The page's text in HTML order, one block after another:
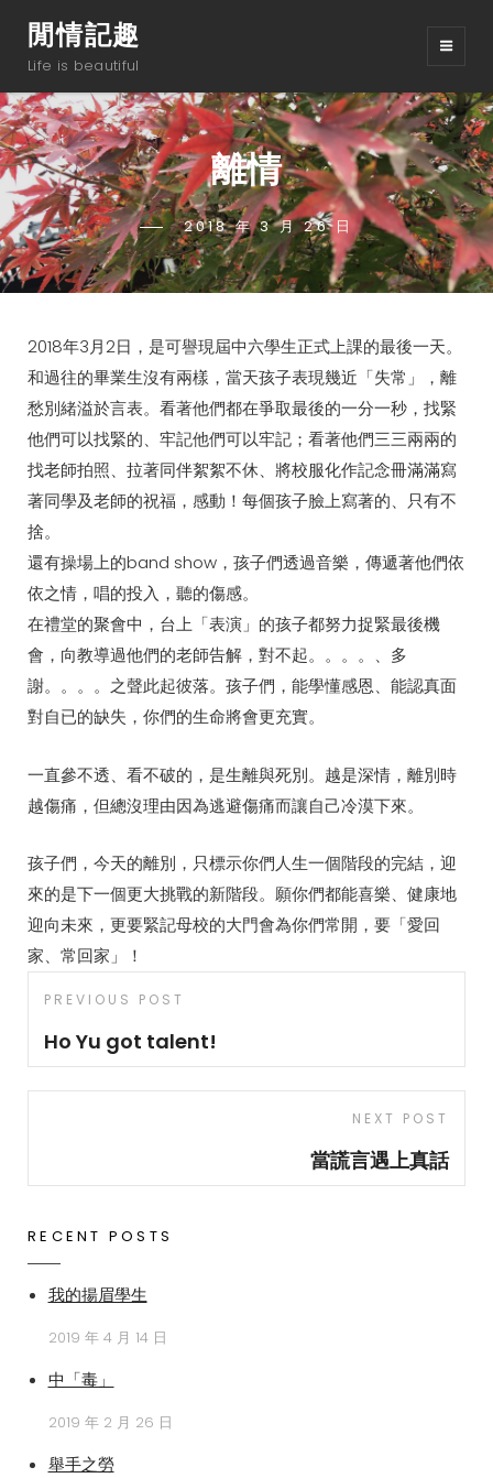
閒情記趣
Life is beautiful
離情
POSTED-
ON
2018 年 3 月 26 日
BY
LINE
BYLINE
TSS
2018年3月2日，是可譽現屆中六學生正式上課的最後一天。
和過往的畢業生沒有兩樣，當天孩子表現幾近「失常」，離
愁別緒溢於言表。看著他們都在爭取最後的一分一秒，找緊
他們可以找緊的、牢記他們可以牢記；看著他們三三兩兩的
找老師拍照、拉著同伴絮絮不休、將校服化作記念冊滿滿寫
著同學及老師的祝福，感動！每個孩子臉上寫著的、只有不
捨。
還有操場上的band show，孩子們透過音樂，傳遞著他們依
依之情，唱的投入，聽的傷感。
在禮堂的聚會中，台上「表演」的孩子都努力捉緊最後機
會，向教導過他們的老師告解，對不起。。。。、多
謝。。。。之聲此起彼落。孩子們，能學懂感恩、能認真面
對自已的缺失，你們的生命將會更充實。
一直參不透、看不破的，是生離與死別。越是深情，離別時
越傷痛，但總沒理由因為逃避傷痛而讓自己冷漠下來。
孩子們，今天的離別，只標示你們人生一個階段的完結，迎
來的是下一個更大挑戰的新階段。願你們都能喜樂、健康地
迎向未來，更要緊記母校的大門會為你們常開，要「愛回
家、常回家」！
Post
navigation
Previous
Post
PREVIOUS POST
Ho Yu got talent!
NEXT POST
當謊言遇上真話
RECENT POSTS
我的揚眉學生
2019 年 4 月 14 日
中「毒」
2019 年 2 月 26 日
舉手之勞